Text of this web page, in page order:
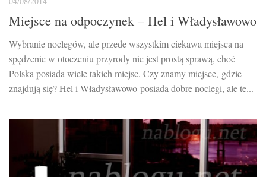
Miejsce na odpoczynek – Hel i Władysławowo
Wybranie noclegów, ale przede wszystkim ciekawa miejsca na
spędzenie w otoczeniu przyrody nie jest prostą sprawą, choć
Polska posiada wiele takich miejsc. Czy znamy miejsce, gdzie
znajdują się? Hel i Władysławowo posiada dobre noclegi, ale te...